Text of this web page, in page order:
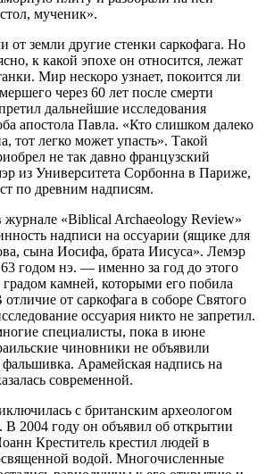
мученик».
от земли другие стенки саркофага. Но
к какой эпохе он относится, лежат
Мир нескоро узнает, покоится ли
через 60 лет после смерти
дальнейшие исследования
апостола Павла. «Кто слишком далеко
тот легко может упасть». Такой
не так давно французский
из Университета Сорбонна в Париже,
по древним надписям.
журнале «Biblical Archaeology Review»
надписи на оссуарии (ящике для
сына Иосифа, брата Иисуса». Лемэр
годом нэ. — именно за год до этого
камней, которыми его побила
отличие от саркофага в соборе Святого
оссуария никто не запретил.
специалисты, пока в июне
чиновники не объявили
Арамейская надпись на
современной.
с британским археологом
2004 году он объявил об открытии
Креститель крестил людей в
водой. Многочисленные